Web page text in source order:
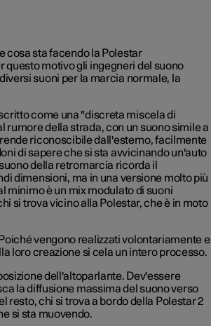
cosa sta facendo la Polestar
questo motivo gli ingegneri del suono
suoni per la marcia normale, la
come una "discreta miscela di
della strada, con un suono simile a
riconoscibile dall'esterno, facilmente
di sapere che si sta avvicinando un'auto
della retromarcia ricorda il
dimensioni, ma in una versione molto più
minimo è un mix modulato di suoni
si trova vicino alla Polestar, che è in moto
vengono realizzati volontariamente e
loro creazione si cela un intero processo.
dell'altoparlante. Dev'essere
la diffusione massima del suono verso
resto, chi si trova a bordo della Polestar 2
si sta muovendo.